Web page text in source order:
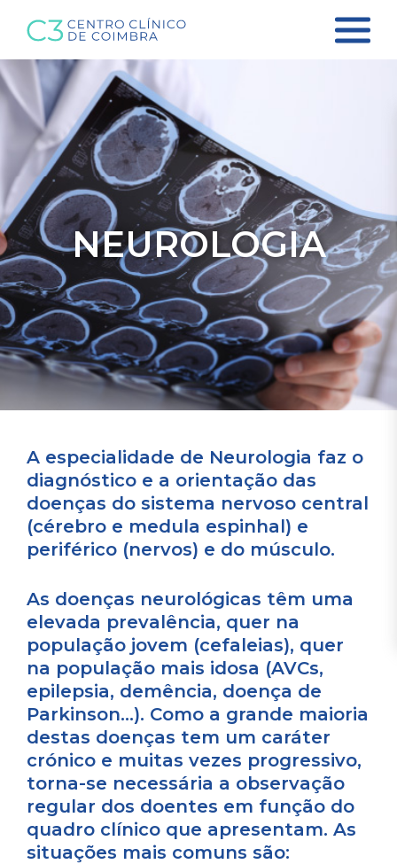
NEUROLOGIA
A especialidade de Neurologia faz o
diagnóstico e a orientação das
doenças do sistema nervoso central
(cérebro e medula espinhal) e
periférico (nervos) e do músculo.
As doenças neurológicas têm uma
elevada prevalência, quer na
população jovem (cefaleias), quer
na população mais idosa (AVCs,
epilepsia, demência, doença de
Parkinson...). Como a grande maioria
destas doenças tem um caráter
crónico e muitas vezes progressivo,
torna-se necessária a observação
regular dos doentes em função do
quadro clínico que apresentam. As
situações mais comuns são: